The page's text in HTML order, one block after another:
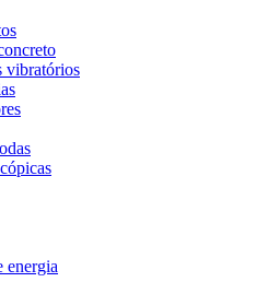
vibratórios
energia